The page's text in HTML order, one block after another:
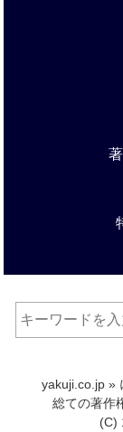
yakuji.co.jp »
総ての著作
(C)